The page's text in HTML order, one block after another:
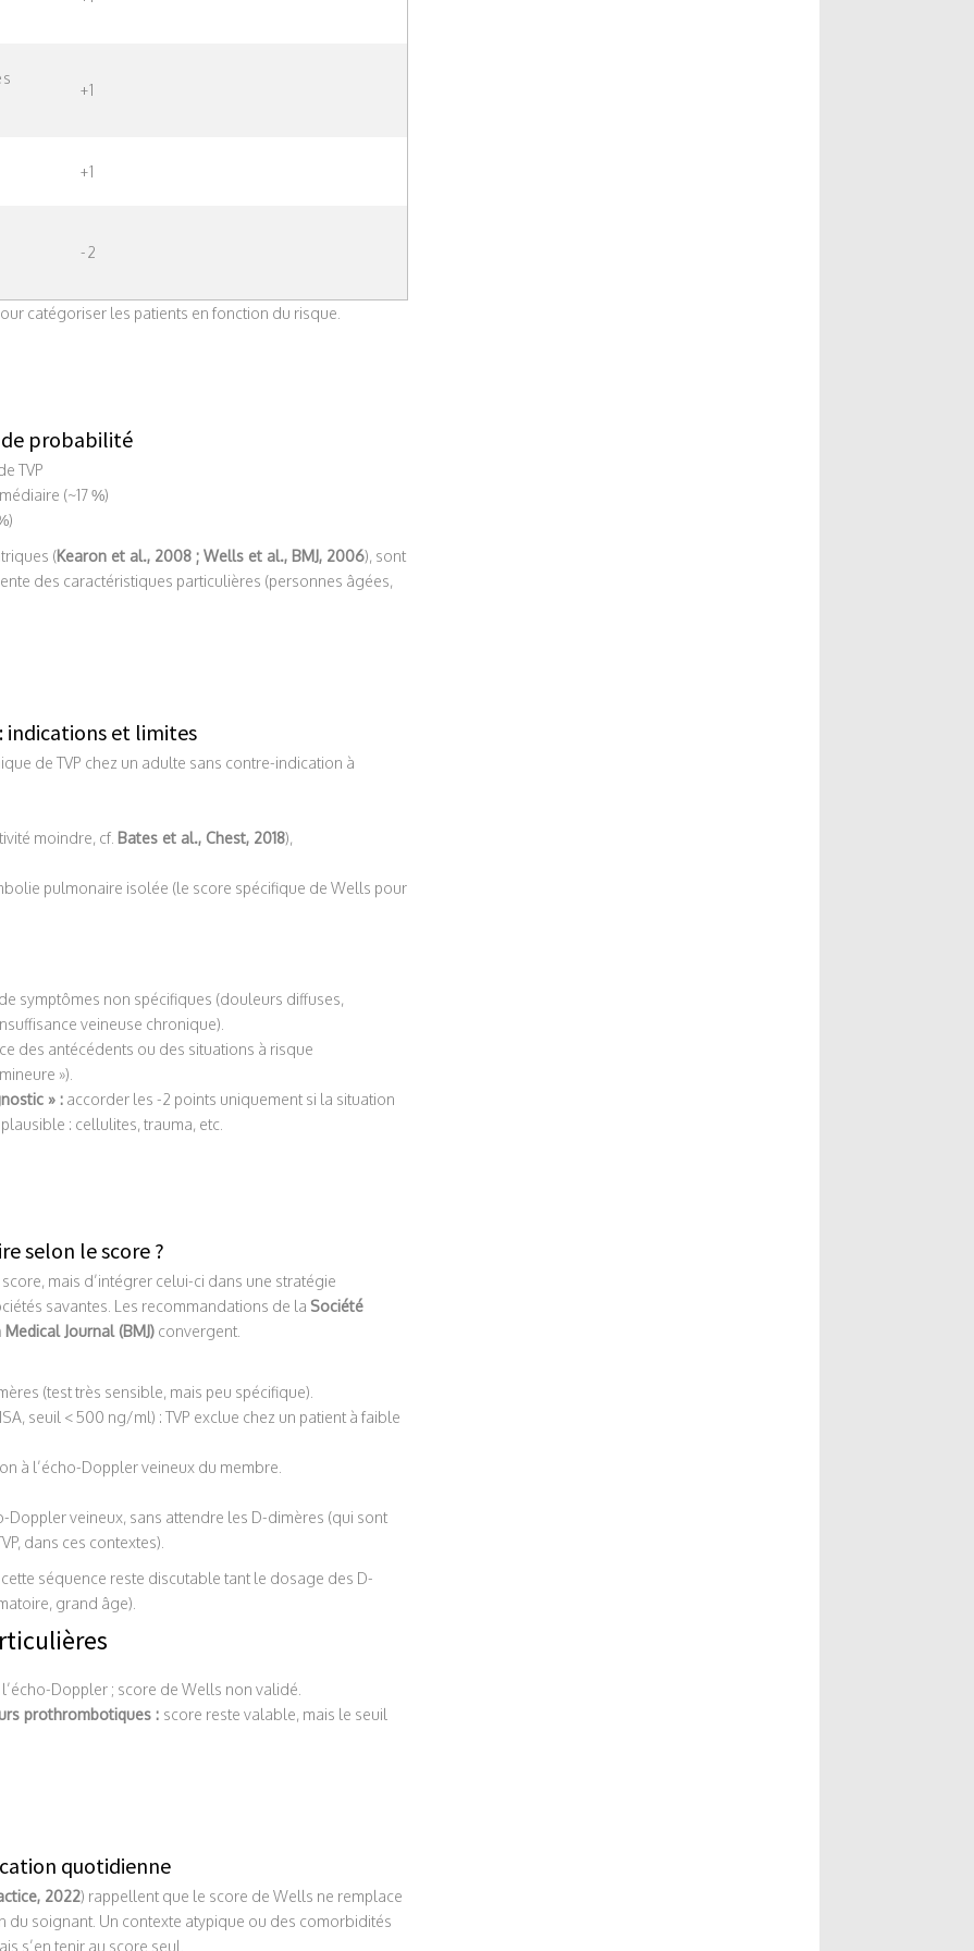
+1
+1
-2
catégoriser les patients en fonction du risque.
probabilité
TVP
(~17 %)
(Kearon et al., 2008 ; Wells et al., BMJ, 2006), sont
des caractéristiques particulières (personnes âgées,
indications et limites
de TVP chez un adulte sans contre-indication à
moindre, cf. Bates et al., Chest, 2018),
pulmonaire isolée (le score spécifique de Wells pour
symptômes non spécifiques (douleurs diffuses,
veineuse chronique).
des antécédents ou des situations à risque
»).
» : accorder les -2 points uniquement si la situation
: cellulites, trauma, etc.
selon le score ?
mais d’intégrer celui-ci dans une stratégie
savantes. Les recommandations de la Société
Medical Journal (BMJ) convergent.
(test très sensible, mais peu spécifique).
seuil < 500 ng/ml) : TVP exclue chez un patient à faible
à l’écho-Doppler veineux du membre.
Doppler veineux, sans attendre les D-dimères (qui sont
dans ces contextes).
séquence reste discutable tant le dosage des D-
grand âge).
Doppler ; score de Wells non validé.
prothrombotiques : score reste valable, mais le seuil
quotidienne
2022) rappellent que le score de Wells ne remplace
du soignant. Un contexte atypique ou des comorbidités
s’en tenir au score seul.